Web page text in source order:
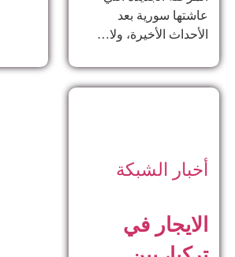
عاشتها سورية بعد
الأحداث الأخيرة، ولا…
أخبار الشبكة
الايجار في